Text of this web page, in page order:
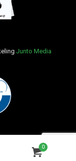
Junto Media
0